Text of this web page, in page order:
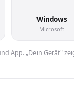
Windows
Microsoft
App. „Dein Gerät"